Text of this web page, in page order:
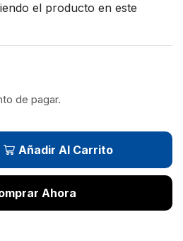
el producto en este
de pagar.
Añadir Al Carrito
Ahora